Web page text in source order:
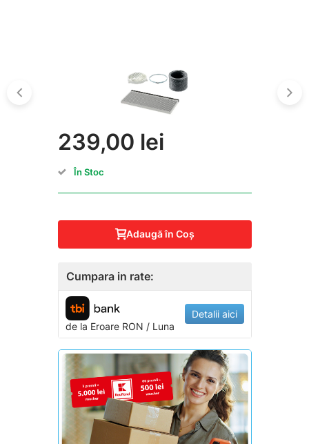
239,00 lei
În Stoc
Adaugă în Coş
Cumpara in rate:
de la EroareRON / Luna
Detalii aici